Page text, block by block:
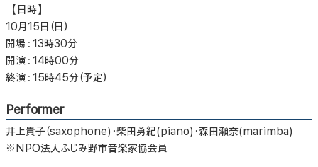
【日時】
10月15日（日）
開場：13時30分
開演：14時00分
終演：15時45分（予定）
Performer
井上貴子（saxophone)・柴田勇紀(piano)・森田瀬奈(marimba)
※NPO法人ふじみ野市音楽家協会員